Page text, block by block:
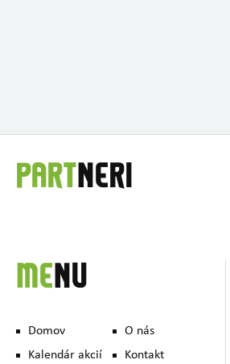
PARTNERI
MENU
Domov
O nás
Kalendár akcií
Kontakt